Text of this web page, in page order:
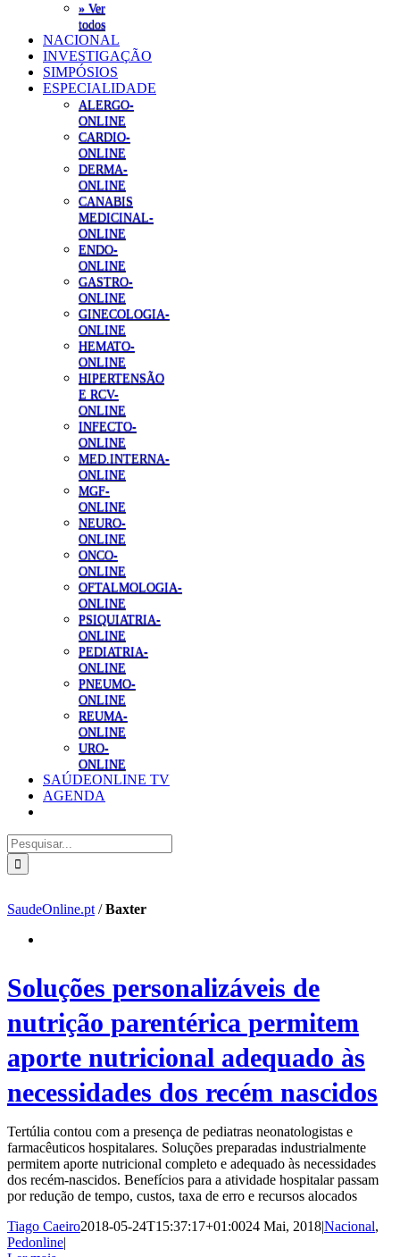
» Ver
todos
NACIONAL
INVESTIGAÇÃO
SIMPÓSIOS
ESPECIALIDADE
ALERGO-
ONLINE
CARDIO-
ONLINE
DERMA-
ONLINE
CANABIS
MEDICINAL-
ONLINE
ENDO-
ONLINE
GASTRO-
ONLINE
GINECOLOGIA-
ONLINE
HEMATO-
ONLINE
HIPERTENSÃO
E RCV-
ONLINE
INFECTO-
ONLINE
MED.INTERNA-
ONLINE
MGF-
ONLINE
NEURO-
ONLINE
ONCO-
ONLINE
OFTALMOLOGIA-
ONLINE
PSIQUIATRIA-
ONLINE
PEDIATRIA-
ONLINE
PNEUMO-
ONLINE
REUMA-
ONLINE
URO-
ONLINE
SAÚDEONLINE TV
AGENDA
Pesquisar
SaudeOnline.pt /Baxter
Soluções personalizáveis de
nutrição parentérica permitem
aporte nutricional adequado às
necessidades dos recém nascidos
Tertúlia contou com a presença de pediatras neonatologistas e
farmacêuticos hospitalares. Soluções preparadas industrialmente
permitem aporte nutricional completo e adequado às necessidades
dos recém-nascidos. Benefícios para a atividade hospitalar passam
por redução de tempo, custos, taxa de erro e recursos alocados
Tiago Caeiro2018-05-24T15:37:17+01:0024 Mai, 2018|Nacional,
Pedonline|